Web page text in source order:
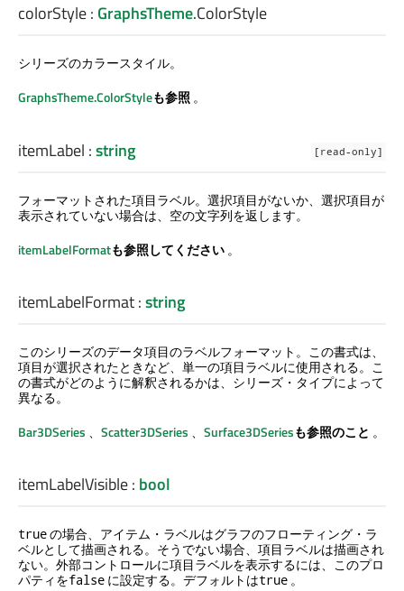
colorStyle: GraphsTheme.ColorStyle
シリーズのカラースタイル。
GraphsTheme.ColorStyleも参照。
itemLabel :string [read-only]
フォーマットされた項目ラベル。選択項目がないか、選択項目が
表示されていない場合は、空の文字列を返します。
itemLabelFormatも参照してください。
itemLabelFormat:string
このシリーズのデータ項目のラベルフォーマット。この書式は、
項目が選択されたときなど、単一の項目ラベルに使用される。こ
の書式がどのように解釈されるかは、シリーズ・タイプによって
異なる。
Bar3DSeries 、 Scatter3DSeries 、 Surface3DSeriesも参照のこと 。
itemLabelVisible: bool
trueの場合、アイテム・ラベルはグラフのフローティング・ラ
ベルとして描画される。そうでない場合、項目ラベルは描画され
ない。外部コントロールに項目ラベルを表示するには、このプロ
パティをfalse に設定する。デフォルトはtrue 。